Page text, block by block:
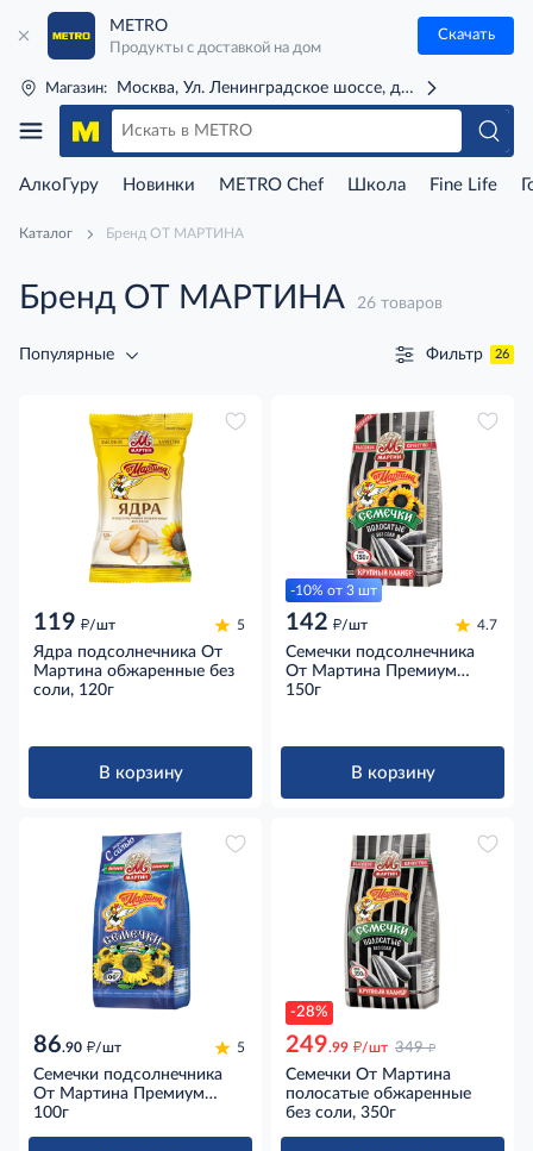
METRO
Продукты с доставкой на дом
Скачать
Магазин: Москва, Ул. Ленинградское шоссе, д. 71Г (м. Речной
АлкоГуру Новинки METRO Chef Школа Fine Life
Каталог Бренд ОТ МАРТИНА
Бренд ОТ МАРТИНА 26 товаров
Популярные Фильтр 26
119 д/шт 5
Ядра подсолнечника От
Мартина обжаренные без
соли, 120г
В корзину
-10% от 3 шт
142 д/шт 4.7
Семечки подсолнечника
От Мартина Премиум
полосатые обжаренные
150г
В корзину
86.90 д/шт 5
Семечки подсолнечника
От Мартина Премиум
обжаренные с морской
100г
-28%
249.99 д/шт 349 д
Семечки От Мартина
полосатые обжаренные
без соли, 350г